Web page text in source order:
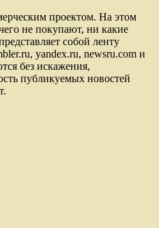
проектом. На этом
не покупают, ни какие
собой ленту
yandex.ru, newsru.com и
без искажения,
публикуемых новостей